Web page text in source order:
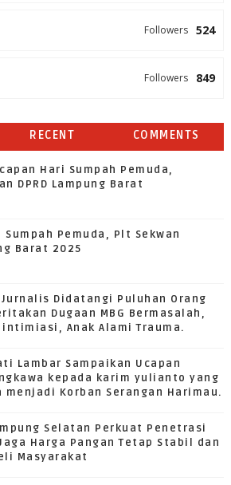
524
Followers
849
Followers
RECENT COMMENTS
Hari Sumpah Pemuda,
DPRD Lampung Barat
Sumpah Pemuda, Plt Sekwan
Barat 2025
Jurnalis Didatangi Puluhan Orang
Dugaan MBG Bermasalah,
Anak Alami Trauma.
Lambar Sampaikan Ucapan
kepada karim yulianto yang
menjadi Korban Serangan Harimau.
Selatan Perkuat Penetrasi
Harga Pangan Tetap Stabil dan
Masyarakat